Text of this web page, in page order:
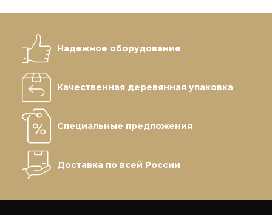
Надежное оборудование
Качественная деревянная упаковка
Специальные предложения
Доставка по всей России